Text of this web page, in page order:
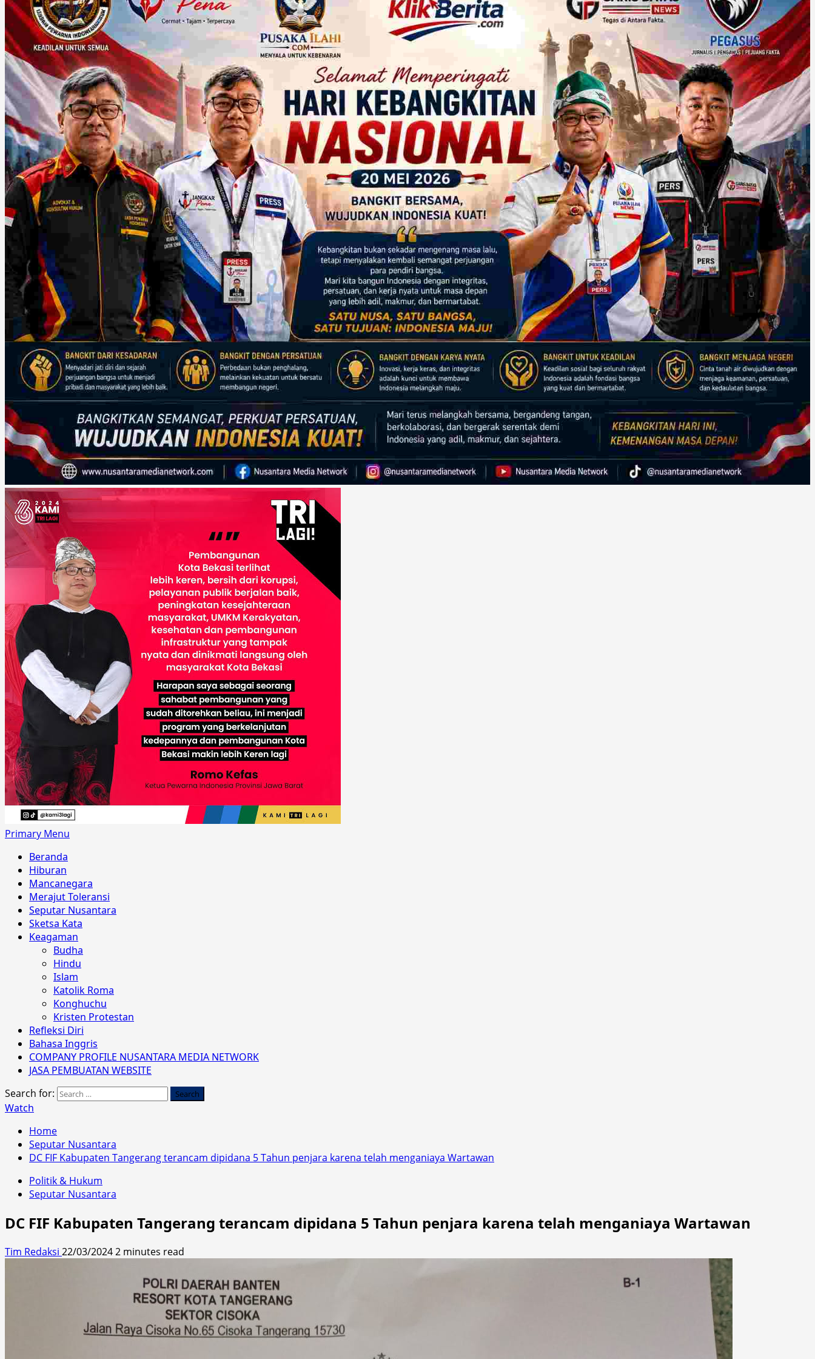
Primary Menu
Beranda
Hiburan
Mancanegara
Merajut Toleransi
Seputar Nusantara
Sketsa Kata
Keagaman
Budha
Hindu
Islam
Katolik Roma
Konghuchu
Kristen Protestan
Refleksi Diri
Bahasa Inggris
COMPANY PROFILE NUSANTARA MEDIA NETWORK
JASA PEMBUATAN WEBSITE
Search for:
Watch
Home
Seputar Nusantara
DC FIF Kabupaten Tangerang terancam dipidana 5 Tahun penjara karena telah menganiaya Wartawan
Politik & Hukum
Seputar Nusantara
DC FIF Kabupaten Tangerang terancam dipidana 5 Tahun penjara karena telah menganiaya Wartawan
Tim Redaksi 22/03/20242 minutes read